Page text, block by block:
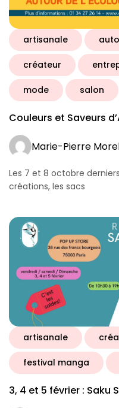
artisanale
créateur
mode salon
Couleurs et Saveurs
Marie-Pierre
Les 7 et 8 octobre
créations, les sacs
artisanale
festival manga
3, 4 et 5 février : Saku